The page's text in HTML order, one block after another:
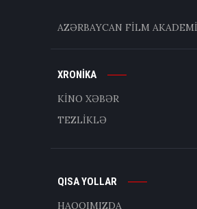
AZƏRBAYCAN FİLM
XRONİKA
KİNO XƏBƏR
TEZLİKLƏ
QISA YOLLAR
HAQQIMIZDA